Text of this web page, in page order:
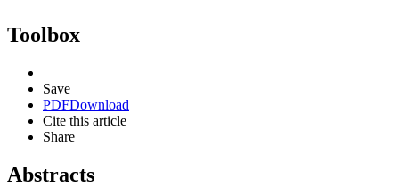
Toolbox
Save
PDFDownload
Cite this article
Share
Abstracts